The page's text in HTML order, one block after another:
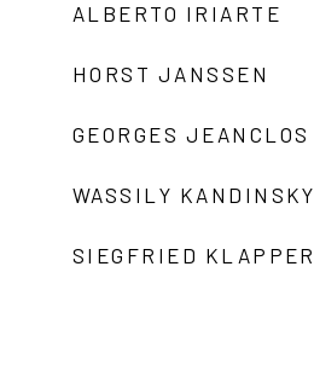
ALBERTO IRIARTE
HORST JANSSEN
GEORGES JEANCLOS
WASSILY KANDINSKY
SIEGFRIED KLAPPER